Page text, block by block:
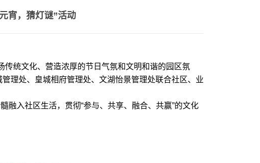
宵，猜灯谜”活动
传统文化、营造浓厚的节日气氛和文明和谐的园区氛
理处、皇城相府管理处、文湖怡景管理处联合社区、业
融入社区生活，贯彻“参与、共享、融合、共赢”的文化